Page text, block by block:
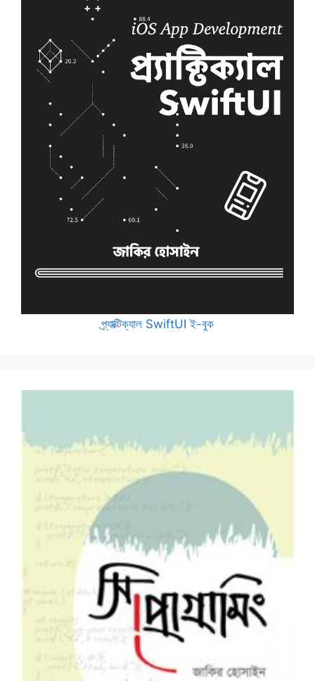
প্র্যাক্টিক্যাল SwiftUI ই-বুক